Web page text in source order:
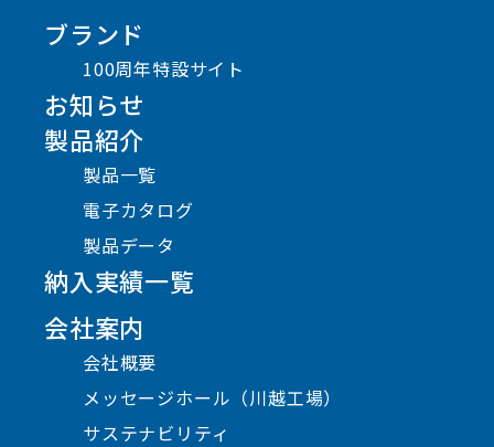
ブランド
100周年特設サイト
お知らせ
製品紹介
製品一覧
電子カタログ
製品データ
納入実績一覧
会社案内
会社概要
メッセージホール（川越工場）
サステナビリティ